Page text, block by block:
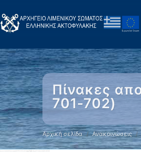
Πίνακες
701-702)
Αρχική σελίδα Ανακοινώσεις